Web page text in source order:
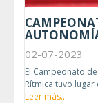
02-07-2023
El Campeonato
Rítmica tuvo
Leer más...